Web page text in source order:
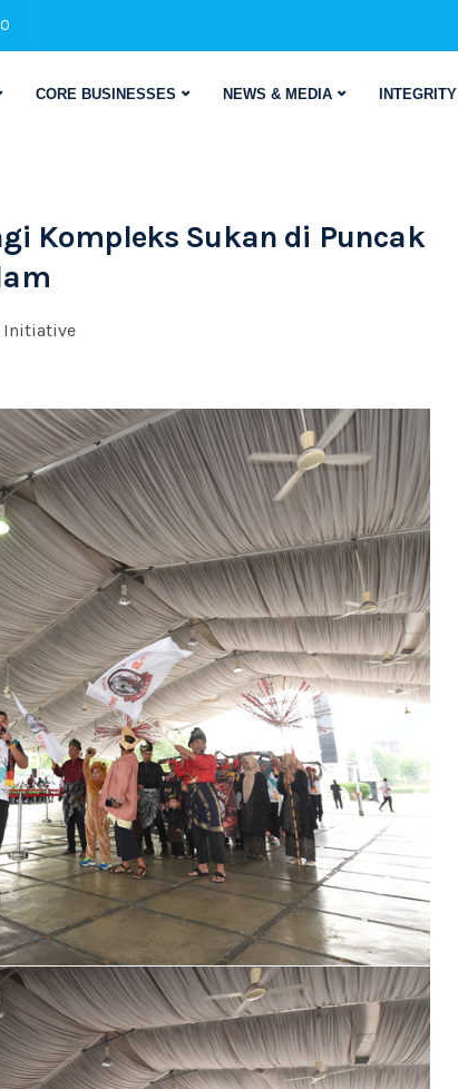
CORE BUSINESSES NEWS & MEDIA INTEGRITY
Kompleks Sukan di Puncak
Initiative